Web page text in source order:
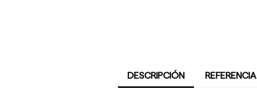
DESCRIPCIÓN REFERENCIA